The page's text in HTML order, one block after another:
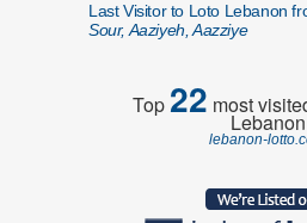
Last Visitor to Loto Lebanon
Sour, Aaziyeh, Aazziye
Top22 most
Lebanon
lebanon-